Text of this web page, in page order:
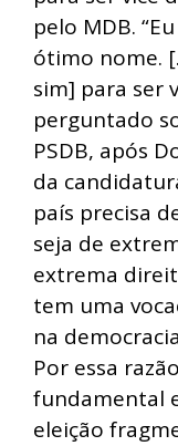
pelo MDB.
ótimo nome.
sim] para ser
perguntado
PSDB, após
da
país precisa
seja de
extrema
tem uma
na
Por essa
fundamental
eleição